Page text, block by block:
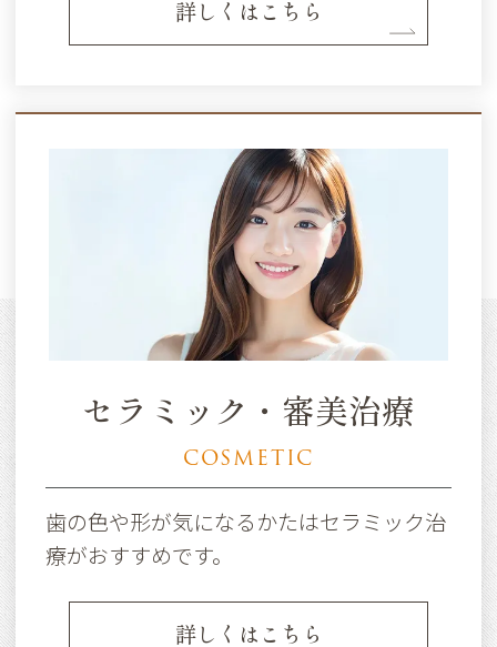
詳しくはこちら
セラミック・審美治療
COSMETIC
歯の色や形が気になるかたはセラミック治
療がおすすめです。
詳しくはこちら